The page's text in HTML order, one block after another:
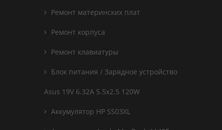
Ремонт материнских плат
Ремонт корпуса
Ремонт клавиатуры
Блок питания / Зарядное устройство
Asus 19V 6.32A 5.5x2.5 120W
Аккумулятор HP SS03XL